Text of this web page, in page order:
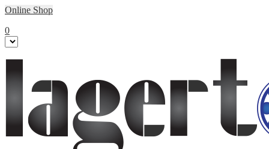
Online Shop
0